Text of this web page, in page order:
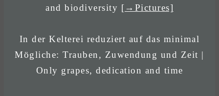
and biodiversity [→Pictures]
In der Kelterei reduziert auf das minimal
Mögliche: Trauben, Zuwendung und Zeit |
Only grapes, dedication and time